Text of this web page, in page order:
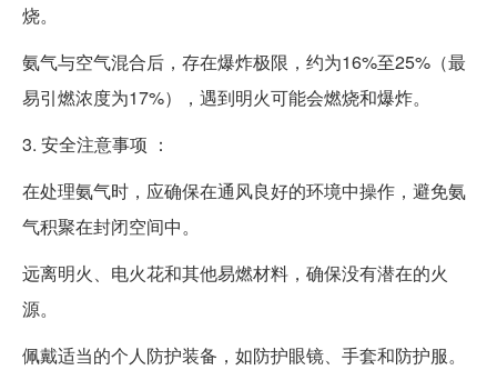
烧。
氨气与空气混合后，存在爆炸极限，约为16%至25%（最
易引燃浓度为17%），遇到明火可能会燃烧和爆炸。
3. 安全注意事项 ：
在处理氨气时，应确保在通风良好的环境中操作，避免氨
气积聚在封闭空间中。
远离明火、电火花和其他易燃材料，确保没有潜在的火
源。
佩戴适当的个人防护装备，如防护眼镜、手套和防护服。